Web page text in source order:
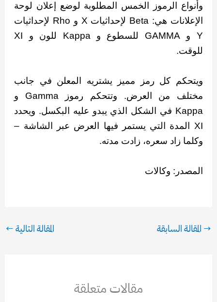
وأنواع الرموز الخمس المطلوبة لوضع إعلان لوحة
الإعلانات هي: Beta لإحداثيات X و Rho لإحداثيات
Y و GAMMA للسطوع و Kappa للون و XI
للوقت.
ويتحكم كل رمز مميز يشتريه المعلن في جانب
مختلف من العرض. وتتحكم رموز Gamma و
Kappa في الشكل الذي يبدو عليه البكسل. ويحدد
XI المدة التي يستمر فيها العرض عبر الشاشة –
وكلما زاد سعره، زادت مدته.
المصدر: وكالات
→ المقالة السابقة المقالة التالية←
مقالات متعلقة